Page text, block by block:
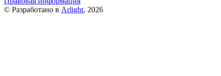
© Разработано в Arlight, 2026